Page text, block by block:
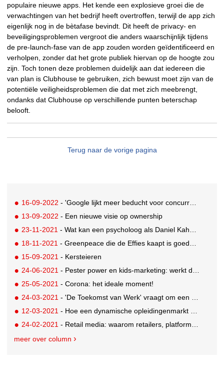
populaire nieuwe apps. Het kende een explosieve groei die de
verwachtingen van het bedrijf heeft overtroffen, terwijl de app zich
eigenlijk nog in de bètafase bevindt. Dit heeft de privacy- en
beveiligingsproblemen vergroot die anders waarschijnlijk tijdens
de pre-launch-fase van de app zouden worden geïdentificeerd en
verholpen, zonder dat het grote publiek hiervan op de hoogte zou
zijn. Toch tonen deze problemen duidelijk aan dat iedereen die
van plan is Clubhouse te gebruiken, zich bewust moet zijn van de
potentiële veiligheidsproblemen die dat met zich meebrengt,
ondanks dat Clubhouse op verschillende punten beterschap
belooft.
Terug naar de vorige pagina
16-09-2022 - 'Google lijkt meer beducht voor concurrentie'
13-09-2022 - Een nieuwe visie op ownership
23-11-2021 - Wat kan een psycholoog als Daniel Kahneman aan je mediastrategie toevoegen?
18-11-2021 - Greenpeace die de Effies kaapt is goede marketing
15-09-2021 - Kersteieren
24-06-2021 - Pester power en kids-marketing: werkt dat nog wel?
25-05-2021 - Corona: het ideale moment!
24-03-2021 - 'De Toekomst van Werk' vraagt om een bedrijfsvisie op technologie
12-03-2021 - Hoe een dynamische opleidingenmarkt NCOI de das kan omdoen
24-02-2021 - Retail media: waarom retailers, platformen en merken de handen ineenslaan
meer over column